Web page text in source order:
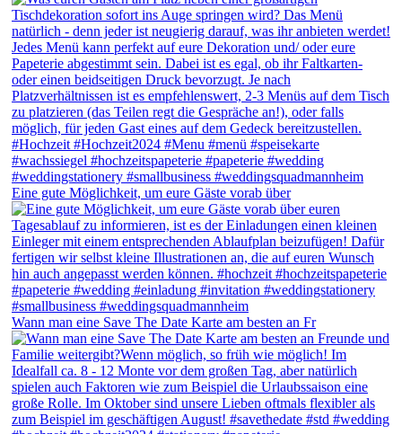
Eine gute Möglichkeit, um eure Gäste vorab über
Wann man eine Save The Date Karte am besten an Fr